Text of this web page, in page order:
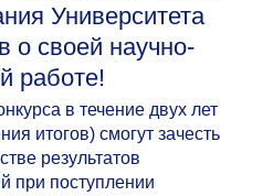
Университета
своей научно-
работе!
в течение двух лет
итогов) смогут зачесть
результатов
при поступлении